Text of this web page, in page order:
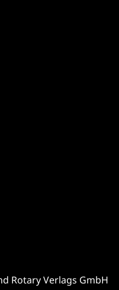
Rotary Verlags GmbH